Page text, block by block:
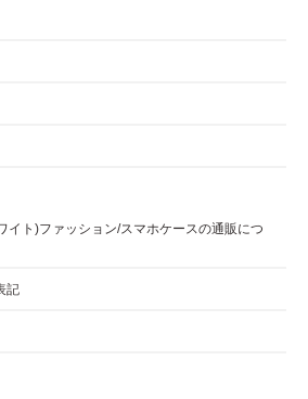
イト)ファッション/スマホケースの通販につ
記